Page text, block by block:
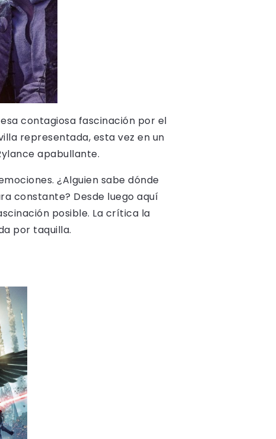
contagiosa fascinación por el
representada, esta vez en un
apabullante.
¿Alguien sabe dónde
constante? Desde luego aquí
posible. La crítica la
por taquilla.